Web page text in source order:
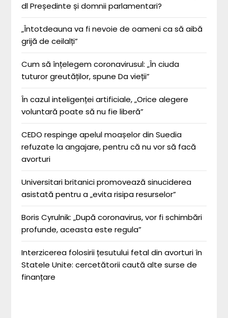
dl Președinte și domnii parlamentari?
„Întotdeauna va fi nevoie de oameni ca să aibă
grijă de ceilalți”
Cum să înțelegem coronavirusul: „În ciuda
tuturor greutăților, spune Da vieții”
În cazul inteligenței artificiale, „Orice alegere
voluntară poate să nu fie liberă”
CEDO respinge apelul moașelor din Suedia
refuzate la angajare, pentru că nu vor să facă
avorturi
Universitari britanici promovează sinuciderea
asistată pentru a „evita risipa resurselor”
Boris Cyrulnik: „După coronavirus, vor fi schimbări
profunde, aceasta este regula”
Interzicerea folosirii țesutului fetal din avorturi în
Statele Unite: cercetătorii caută alte surse de
finanțare